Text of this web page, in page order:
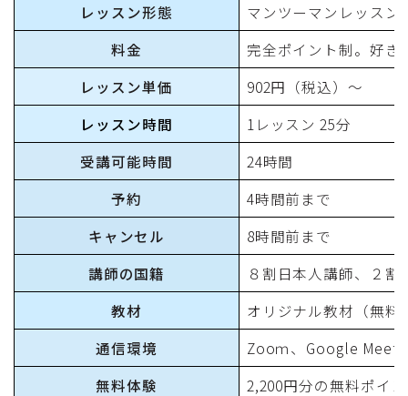
レッスン形態
マンツーマンレッスン
料金
完全ポイント制。好
レッスン単価
902円（税込）〜
レッスン時間
1レッスン 25分
受講可能時間
24時間
予約
4時間前まで
キャンセル
8時間前まで
講師の国籍
８割日本人講師、２割
教材
オリジナル教材（無料
通信環境
Zooｍ、Google Meet
無料体験
2,200円分の無料ポイ